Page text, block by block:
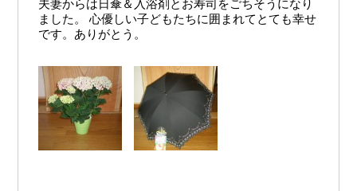
夫妻からは日傘＆入浴剤とお寿司をごちそうになり
ました。 心優しい子どもたちに囲まれてとても幸せ
です。ありがとう。